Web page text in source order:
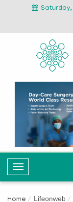
T
o
Home Lifeonweb